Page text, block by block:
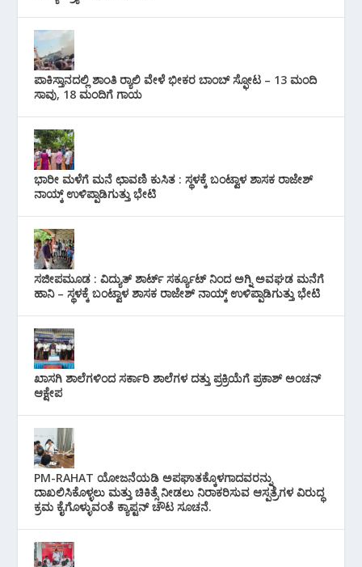
ಪಾಕಿಸ್ತಾನದಲ್ಲಿ ಶಾಂತಿ ರ‍್ಯಾಲಿ ವೇಳೆ ಭೀಕರ ಬಾಂಬ್ ಸ್ಫೋಟ – 13 ಮಂದಿ
ಸಾವು, 18 ಮಂದಿಗೆ ಗಾಯ
ಭಾರೀ ಮಳೆಗೆ ಮನೆ ಛಾವಣಿ ಕುಸಿತ : ಸ್ಥಳಕ್ಕೆ ಬಂಟ್ವಾಳ ಶಾಸಕ ರಾಜೇಶ್
ನಾಯ್ಕ್ ಉಳಿಪ್ಪಾಡಿಗುತ್ತು ಭೇಟಿ
ಸಜೀಪಮೂಡ : ವಿದ್ಯುತ್ ಶಾರ್ಟ್ ಸರ್ಕ್ಯೂಟ್‌ ನಿಂದ ಅಗ್ನಿ ಅವಘಡ ಮನೆಗೆ
ಹಾನಿ – ಸ್ಥಳಕ್ಕೆ ಬಂಟ್ವಾಳ ಶಾಸಕ ರಾಜೇಶ್ ನಾಯ್ಕ್ ಉಳಿಪ್ಪಾಡಿಗುತ್ತು ಭೇಟಿ
ಖಾಸಗಿ ಶಾಲೆಗಳಿಂದ ಸರ್ಕಾರಿ ಶಾಲೆಗಳ ದತ್ತು ಪ್ರಕ್ರಿಯೆಗೆ ಪ್ರಕಾಶ್ ಅಂಚನ್
ಆಕ್ಷೇಪ
PM-RAHAT ಯೋಜನೆಯಡಿ ಅಪಘಾತಕ್ಕೊಳಗಾದವರನ್ನು
ದಾಖಲಿಸಿಕೊಳ್ಳಲು ಮತ್ತು ಚಿಕಿತ್ಸೆ ನೀಡಲು ನಿರಾಕರಿಸುವ ಆಸ್ಪತ್ರೆಗಳ ವಿರುದ್ಧ
ಕ್ರಮ ಕೈಗೊಳ್ಳುವಂತೆ ಕ್ಯಾಪ್ಟನ್ ಚೌಟ ಸೂಚನೆ.